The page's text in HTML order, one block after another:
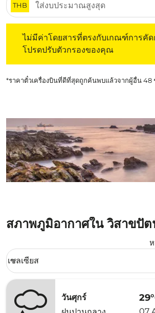
THB
ไม่มีค่าโดยสารที่ตรงกับเกณฑ์การคั
โปรดปรับตัวกรองของคุณ
*ราคาตั๋วเครื่องบินที่ดีที่สุดถูกค้นพบแล้วจากผู้อื่น 48
สภาพภูมิอากาศใน วิสาขปั
Weather unit option เซลเซียส Selected
เซลเซียส
keyboard_arrow_down
วันศุกร์
07